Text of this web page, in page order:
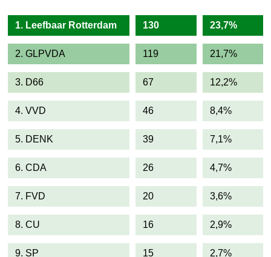
1. Leefbaar Rotterdam 130 23,7%
2. GLPVDA 119 21,7%
3. D66 67 12,2%
4. VVD 46 8,4%
5. DENK 39 7,1%
6. CDA 26 4,7%
7. FVD 20 3,6%
8. CU 16 2,9%
9. SP 15 2,7%